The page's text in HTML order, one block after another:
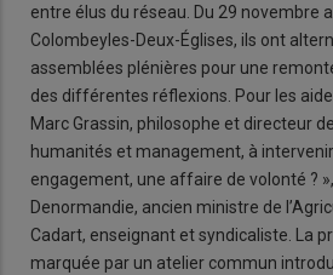
entre élus du réseau. Du 29 novembre
Colombeyles-Deux-Églises, ils ont
assemblées plénières pour une
des différentes réflexions. Pour les
Marc Grassin, philosophe et directeur
humanités et management, à
engagement, une affaire de volonté ?
Denormandie, ancien ministre de
Cadart, enseignant et syndicaliste. La
marquée par un atelier commun